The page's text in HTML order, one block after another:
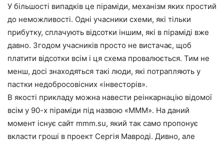
У більшості випадків це піраміди, механізм яких простий
до неможливості. Одні учасники схеми, які тільки
прибутку, сплачують відсотки іншим, які в піраміді вже
давно. Згодом учасників просто не вистачає, щоб
платити відсотки всім і ця схема провалюється. Тим не
менш, досі знаходяться такі люди, які потрапляють у
пастки недобросовісних «інвесторів».
В якості прикладу можна навести реінкарнацію відомої
всім у 90-х піраміди під назвою «МММ». На даний
момент існує сайт mmm.su, який так само пропонує
вкласти гроші в проект Сергія Мавроді. Дивно, але